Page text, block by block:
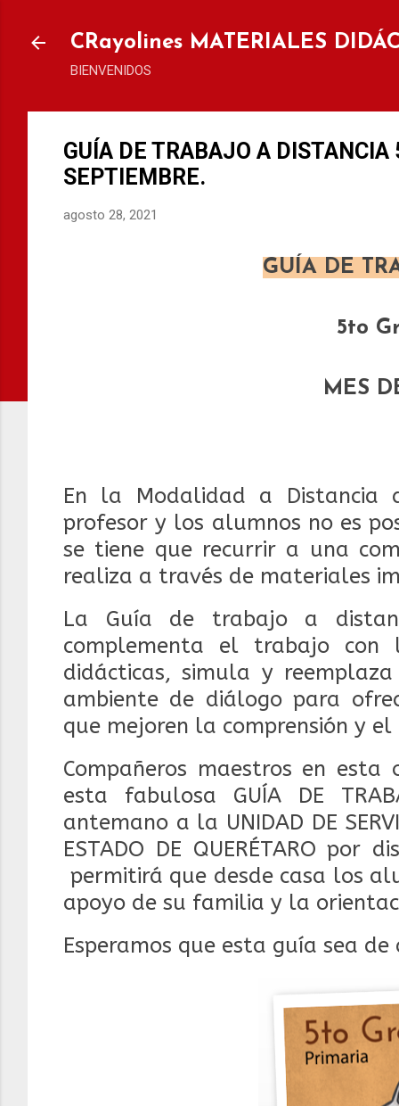
CRayolines MATERIALES
BIENVENIDOS
GUÍA DE TRABAJO A
SEPTIEMBRE.
agosto 28, 2021
GUÍA DE
5to
MES
En la Modalidad a Distancia
profesor y los alumnos no es
se tiene que recurrir a una
realiza a través de materiales
La Guía de trabajo a
complementa el trabajo con
didácticas, simula y
ambiente de diálogo para
que mejoren la comprensión y
Compañeros maestros en
esta fabulosa GUÍA DE
antemano a la UNIDAD DE
ESTADO DE QUERÉTARO
permitirá que desde casa los
apoyo de su familia y la
Esperamos que esta guía sea